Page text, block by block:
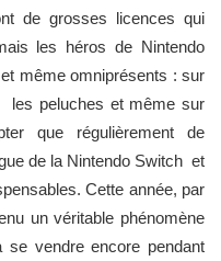
de grosses licences qui
les héros de Nintendo
même omniprésents : sur
les peluches et même sur
que régulièrement de
de la Nintendo Switch et
Cette année, par
un véritable phénomène
vendre encore pendant